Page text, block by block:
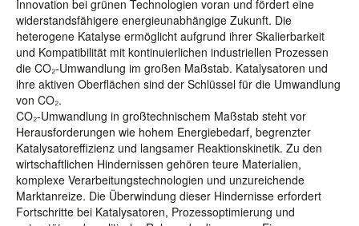
Innovation bei grünen Technologien voran und fördert eine
widerstandsfähigere energieunabhängige Zukunft. Die
heterogene Katalyse ermöglicht aufgrund ihrer Skalierbarkeit
und Kompatibilität mit kontinuierlichen industriellen Prozessen
die CO₂-Umwandlung im großen Maßstab. Katalysatoren und
ihre aktiven Oberflächen sind der Schlüssel für die Umwandlung
von CO₂.
CO₂-Umwandlung in großtechnischem Maßstab steht vor
Herausforderungen wie hohem Energiebedarf, begrenzter
Katalysatoreffizienz und langsamer Reaktionskinetik. Zu den
wirtschaftlichen Hindernissen gehören teure Materialien,
komplexe Verarbeitungstechnologien und unzureichende
Marktanreize. Die Überwindung dieser Hindernisse erfordert
Fortschritte bei Katalysatoren, Prozessoptimierung und